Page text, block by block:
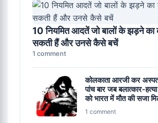
10 नियमित आदतें जो बालों के झड़ने का
सकती हैं और उनसे कैसे बचें
1 comment
कोलकाता आरजी कर
पांच बार जब बलात्कार-
को भारत में मौत की सजा
1 comment